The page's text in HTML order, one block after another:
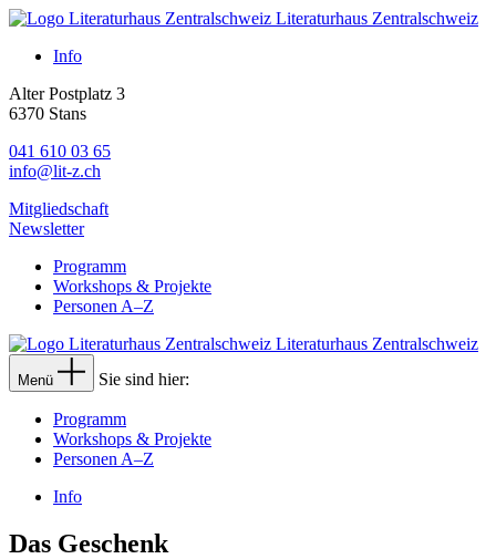
Literaturhaus Zentralschweiz
Info
Alter Postplatz 3
6370 Stans
041 610 03 65
info@lit-z.ch
Mitgliedschaft
Newsletter
Programm
Workshops & Projekte
Personen A–Z
Literaturhaus Zentralschweiz
Menü Sie sind hier:
Programm
Workshops & Projekte
Personen A–Z
Info
Das Geschenk